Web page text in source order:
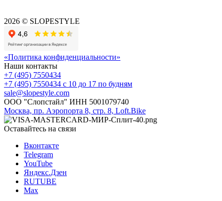
2026 © SLOPESTYLE
«Политика конфиденциальности»
Наши контакты
+7 (495) 7550434
+7 (495) 7550434 с 10 до 17 по будням
sale@slopestyle.com
ООО "Слопстайл" ИНН 5001079740
Москва, пр. Аэропорта 8, стр. 8, Loft.Bike
Оставайтесь на связи
Вконтакте
Telegram
YouTube
Яндекс.Дзен
RUTUBE
Max